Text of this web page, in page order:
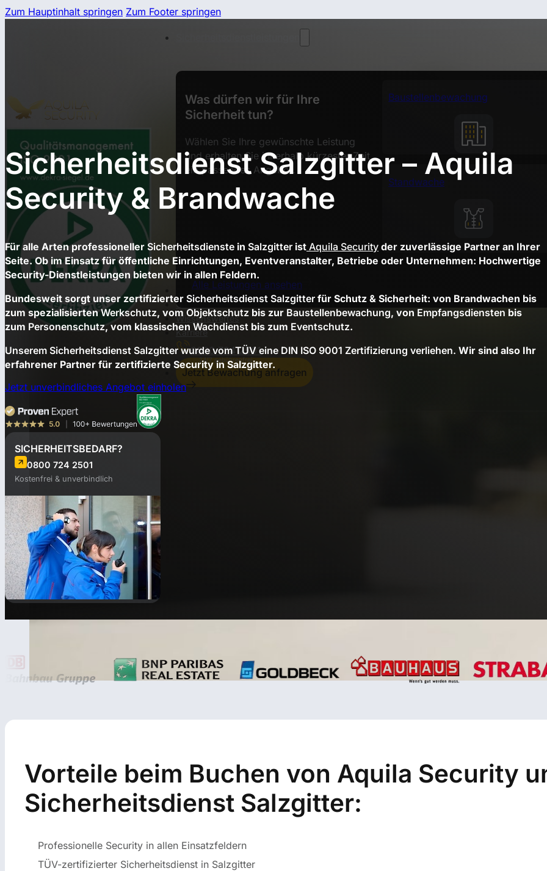
Zum Hauptinhalt springen Zum Footer springen
Was dürfen wir für Ihre
Sicherheit tun?
Wählen Sie Ihre gewünschte Leistung
und erhalten Sie innerhalb kürzester Zeit
ein passendes Angebot.
Baustellenbewachung
Standwache
Alle Leistungen ansehen
Einsatzorte
Über uns
Wissenswertes
Karriere
0800 724 2501
Jetzt Bewachung anfragen
Sicherheitsdienst Salzgitter – Aquila
Security & Brandwache
Für alle Arten professioneller Sicherheitsdienste in Salzgitter ist Aquila Security der zuverlässige Partner an Ihrer
Seite. Ob im Einsatz für öffentliche Einrichtungen, Eventveranstalter, Betriebe oder Unternehmen: Hochwertige
Security-Dienstleistungen bieten wir in allen Feldern.
Bundesweit sorgt unser zertifizierter Sicherheitsdienst Salzgitter für Schutz & Sicherheit: von Brandwachen bis
zum spezialisiertenWerkschutz, vom Objektschutz bis zur Baustellenbewachung, von Empfangsdiensten bis
zum Personenschutz, vom klassischen Wachdienst bis zum Eventschutz.
Unserem Sicherheitsdienst Salzgitter wurde vom TÜV eine DIN ISO 9001 Zertifizierung verliehen. Wir sind also Ihr
erfahrener Partner für zertifizierte Security in Salzgitter.
Jetzt unverbindliches Angebot einholen
SICHERHEITSBEDARF?
0800 724 2501
Kostenfrei & unverbindlich
Vorteile beim Buchen von Aquila Security
Sicherheitsdienst Salzgitter:
Professionelle Security in allen Einsatzfeldern
TÜV-zertifizierter Sicherheitsdienst in Salzgitter